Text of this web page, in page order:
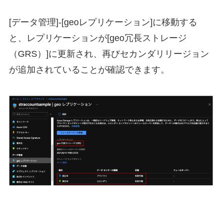
[データ管理]-[geoレプリケーション]に移動する
と、レプリケーションが[geo冗長ストレージ
（GRS）]に更新され、再びセカンダリリージョン
が追加されていることが確認できます。